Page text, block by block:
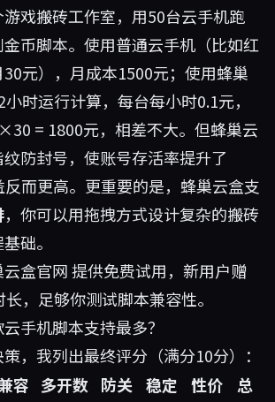
戏搬砖工作室，用50台云手机跑
金币脚本。使用普通云手机（比如红
元），月成本1500元；使用蜂巢
时运行计算，每台每小时0.1元，
= 1800元，相差不大。但蜂巢云
防封号，使账号存活率提升了
而更高。更重要的是，蜂巢云盒支
，你可以用拖拽方式设计复杂的搬砖
础。
云盒官网提供免费试用，新用户赠
，足够你测试脚本兼容性。
手机脚本支持最多？
，我列出最终评分（满分10分）：
容 多开数
防关
稳定
性价
总